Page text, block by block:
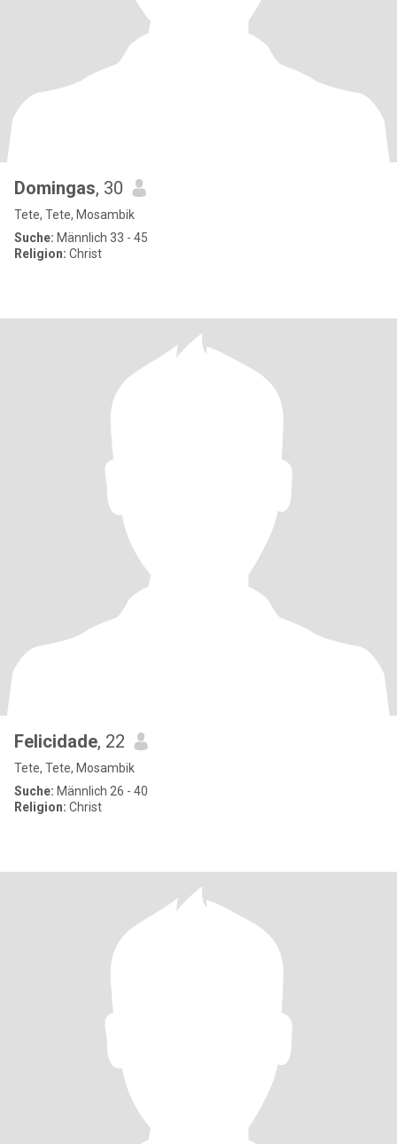
Domingas, 30
Tete, Tete, Mosambik
Suche: Männlich 33 - 45
Religion: Christ
Felicidade, 22
Tete, Tete, Mosambik
Suche: Männlich 26 - 40
Religion: Christ